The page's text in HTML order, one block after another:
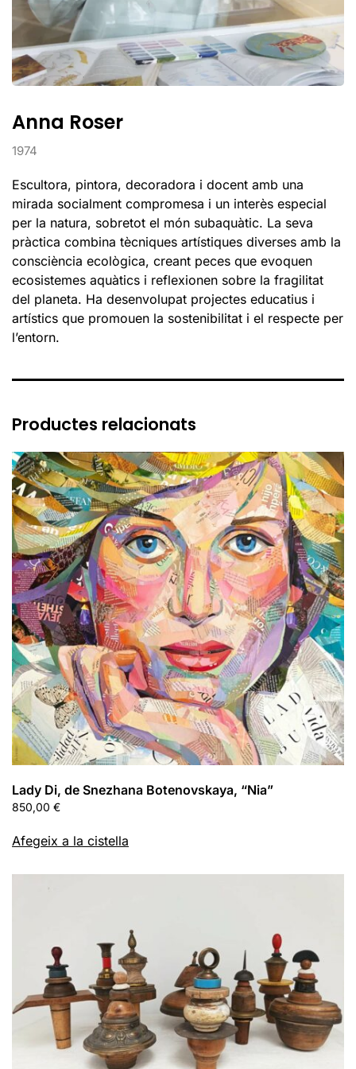
Anna Roser
1974
Escultora, pintora, decoradora i docent amb una
mirada socialment compromesa i un interès especial
per la natura, sobretot el món subaquàtic. La seva
pràctica combina tècniques artístiques diverses amb la
consciència ecològica, creant peces que evoquen
ecosistemes aquàtics i reflexionen sobre la fragilitat
del planeta. Ha desenvolupat projectes educatius i
artístics que promouen la sostenibilitat i el respecte per
l’entorn.
Productes relacionats
Lady Di, de Snezhana Botenovskaya, “Nia”
850,00 €
Afegeix a la cistella